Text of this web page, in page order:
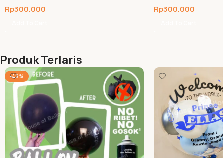
Rp300.000
Rp300.000
Produk Terlaris
-49%